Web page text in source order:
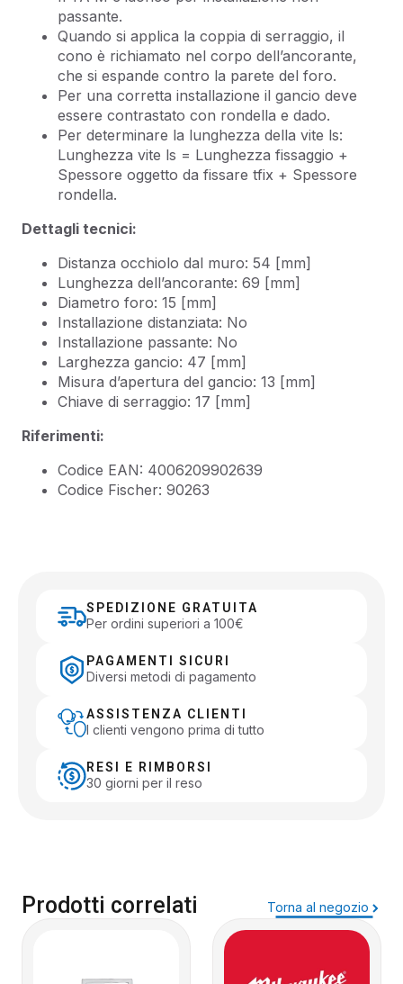
passante.
Quando si applica la coppia di serraggio, il
cono è richiamato nel corpo dell’ancorante,
che si espande contro la parete del foro.
Per una corretta installazione il gancio deve
essere contrastato con rondella e dado.
Per determinare la lunghezza della vite ls:
Lunghezza vite ls = Lunghezza fissaggio +
Spessore oggetto da fissare tfix + Spessore
rondella.
Dettagli tecnici:
Distanza occhiolo dal muro: 54 [mm]
Lunghezza dell’ancorante: 69 [mm]
Diametro foro: 15 [mm]
Installazione distanziata: No
Installazione passante: No
Larghezza gancio: 47 [mm]
Misura d’apertura del gancio: 13 [mm]
Chiave di serraggio: 17 [mm]
Riferimenti:
Codice EAN: 4006209902639
Codice Fischer: 90263
SPEDIZIONE GRATUITA
Per ordini superiori a 100€
PAGAMENTI SICURI
Diversi metodi di pagamento
ASSISTENZA CLIENTI
I clienti vengono prima di tutto
RESI E RIMBORSI
30 giorni per il reso
Prodotti correlati Torna al negozio